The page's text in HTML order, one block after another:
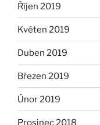
Říjen 2019
Květen 2019
Duben 2019
Březen 2019
Únor 2019
Prosinec 2018